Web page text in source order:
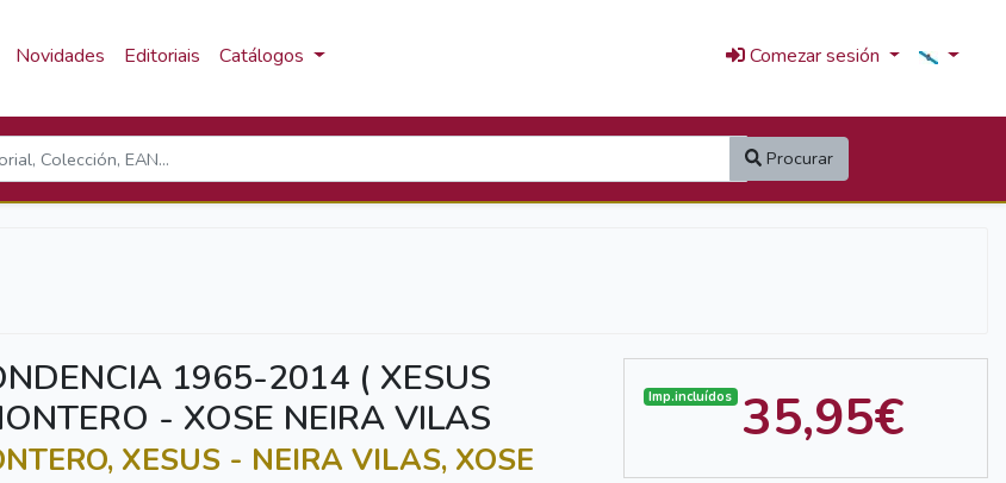
Novidades Editoriais Catálogos Comezar sesión
Procurar
1965-2014 ( XESUS
- XOSE NEIRA VILAS
XESUS - NEIRA VILAS, XOSE
Imp.incluídos 35,95€